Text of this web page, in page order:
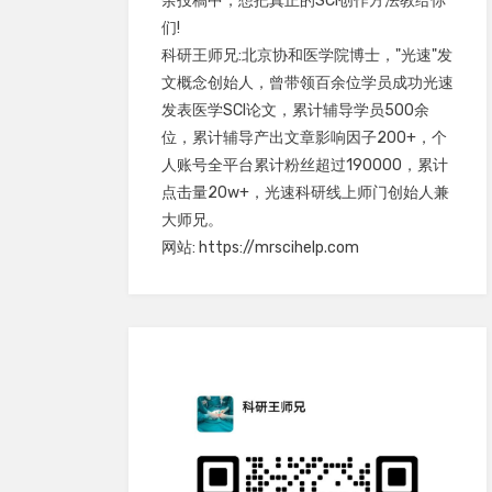
们!
科研王师兄:北京协和医学院博士，"光速"发
文概念创始人，曾带领百余位学员成功光速
发表医学SCI论文，累计辅导学员500余
位，累计辅导产出文章影响因子200+，个
人账号全平台累计粉丝超过190000，累计
点击量20w+，光速科研线上师门创始人兼
大师兄。
网站: https://mrscihelp.com